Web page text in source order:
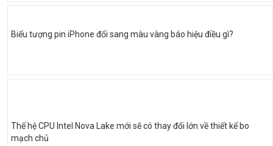
Biểu tượng pin iPhone đổi sang màu vàng báo hiệu điều gì?
Thế hệ CPU Intel Nova Lake mới sẽ có thay đổi lớn về thiết kế bo
mạch chủ